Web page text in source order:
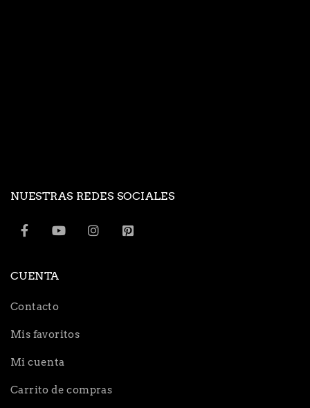
NUESTRAS REDES SOCIALES
CUENTA
Contacto
Mis favoritos
Mi cuenta
Carrito de compras